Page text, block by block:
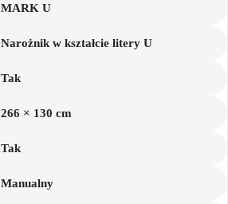
MARK U
Narożnik w kształcie litery U
Tak
266 × 130 cm
Tak
Manualny